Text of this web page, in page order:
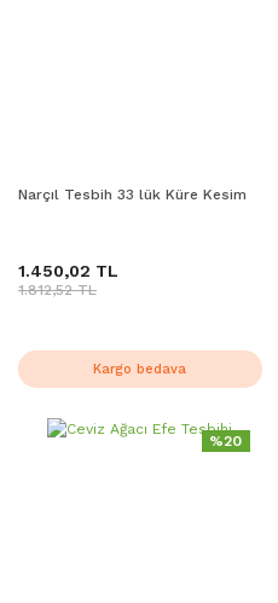
Narçıl Tesbih 33 lük Küre Kesim
1.450,02 TL
1.812,52 TL
Kargo bedava
%20